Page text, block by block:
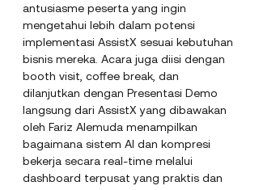
antusiasme peserta yang ingin
mengetahui lebih dalam potensi
implementasi AssistX sesuai kebutuhan
bisnis mereka. Acara juga diisi dengan
booth visit, coffee break, dan
dilanjutkan dengan Presentasi Demo
langsung dari AssistX yang dibawakan
oleh Fariz Alemuda menampilkan
bagaimana sistem AI dan kompresi
bekerja secara real-time melalui
dashboard terpusat yang praktis dan